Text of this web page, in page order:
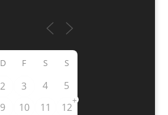
D F S S
2 3 4
5
9 10 11 12
+